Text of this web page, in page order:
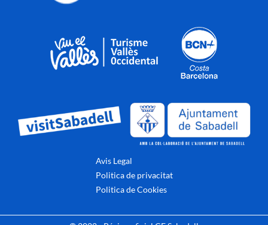
Avis Legal
Politica de privacitat
Politica de Cookies